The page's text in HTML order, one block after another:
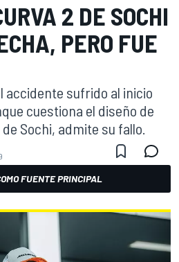
2 DE SOCHI
PERO FUE
accidente sufrido al inicio
cuestiona el diseño de
Sochi, admite su fallo.
FUENTE PRINCIPAL